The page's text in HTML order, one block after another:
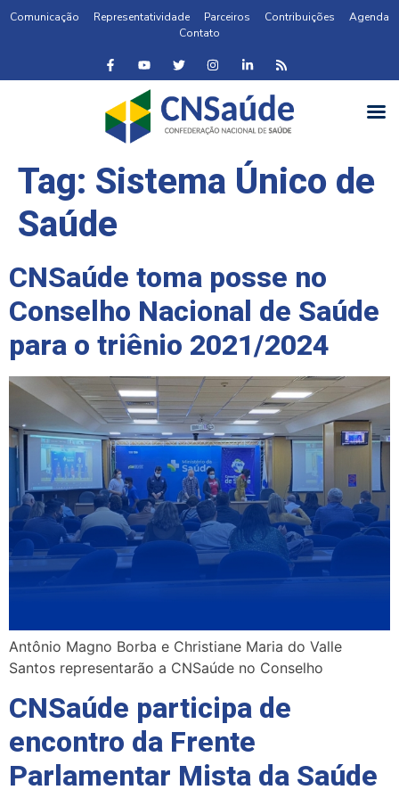
Comunicação Representatividade Parceiros Contribuições
Agenda
Contato
Tag: Sistema Único de
Saúde
CNSaúde toma posse no
Conselho Nacional de Saúde
para o triênio 2021/2024
Antônio Magno Borba e Christiane Maria do Valle
Santos representarão a CNSaúde no Conselho
CNSaúde participa de
encontro da Frente
Parlamentar Mista da Saúde